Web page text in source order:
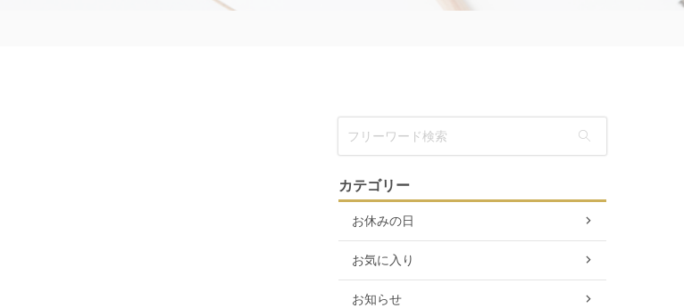
カテゴリー
お休みの日
お気に入り
お知らせ